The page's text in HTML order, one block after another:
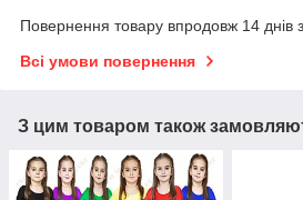
Повернення товару впродовж 14 днів
Всі умови повернення
З цим товаром також